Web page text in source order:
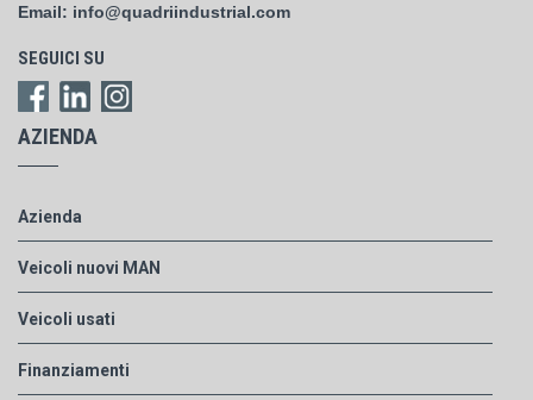
Email: info@quadriindustrial.com
SEGUICI SU
AZIENDA
Azienda
Veicoli nuovi MAN
Veicoli usati
Finanziamenti